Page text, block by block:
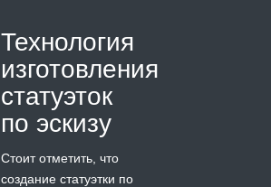
Технология
изготовления
статуэток
по эскизу
Стоит отметить, что
создание статуэтки по